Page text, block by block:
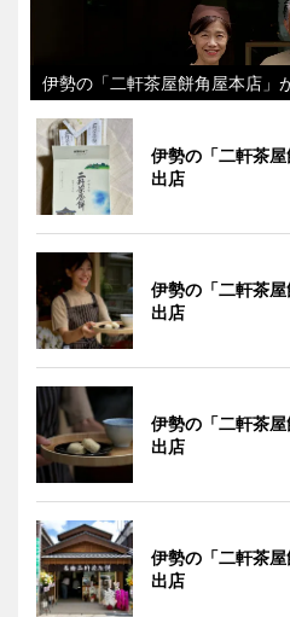
伊勢の「二軒茶屋餅角屋本店」
伊勢の「二軒茶
出店
伊勢の「二軒茶
出店
伊勢の「二軒茶
出店
伊勢の「二軒茶
出店